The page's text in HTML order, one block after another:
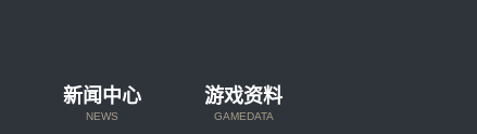
新闻中心
NEWS
游戏资料
GAMEDATA